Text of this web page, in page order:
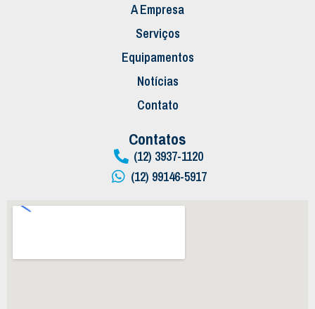
A Empresa
Serviços
Equipamentos
Notícias
Contato
Contatos
(12) 3937-1120
(12) 99146-5917